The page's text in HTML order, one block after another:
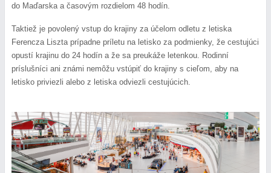
do Maďarska a časovým rozdielom 48 hodín.
Taktiež je povolený vstup do krajiny za účelom odletu z letiska
Ferencza Liszta prípadne príletu na letisko za podmienky, že cestujúci
opustí krajinu do 24 hodín a že sa preukáže letenkou. Rodinní
príslušníci ani známi nemôžu vstúpiť do krajiny s cieľom, aby na
letisko priviezli alebo z letiska odviezli cestujúcich.